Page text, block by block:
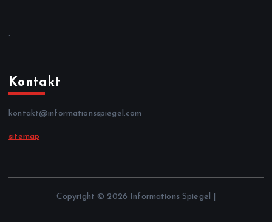
.
Kontakt
kontakt@informationsspiegel.com
sitemap
Copyright © 2026 Informations Spiegel |